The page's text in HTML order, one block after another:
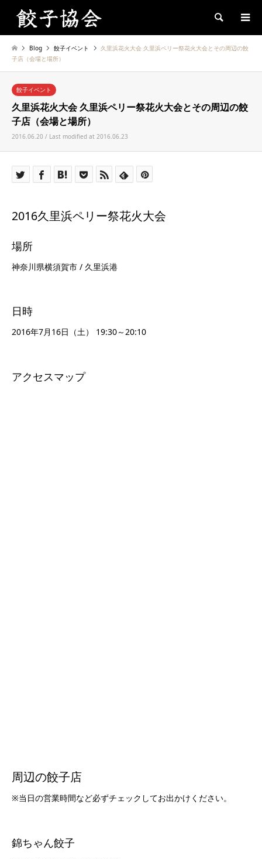
Search
Blog 餃子イベント
久里浜花火大会 久里浜ペリー祭花火大会とその周辺の餃
子店（会場と場所）
餃子イベント
久里浜花火大会 久里浜ペリー祭花火大会とその周辺の餃
子店（会場と場所）
2016.06.20 / Last modified at 2016.06.23
2016久里浜ペリー祭花火大会
場所
神奈川県横須賀市 / 久里浜港
日時
2016年7月16日（土） 19:30～20:10
アクセスマップ
周辺の餃子店
※当日の営業時間など必ずチェックしてお出かけください。
錦ちゃん餃子